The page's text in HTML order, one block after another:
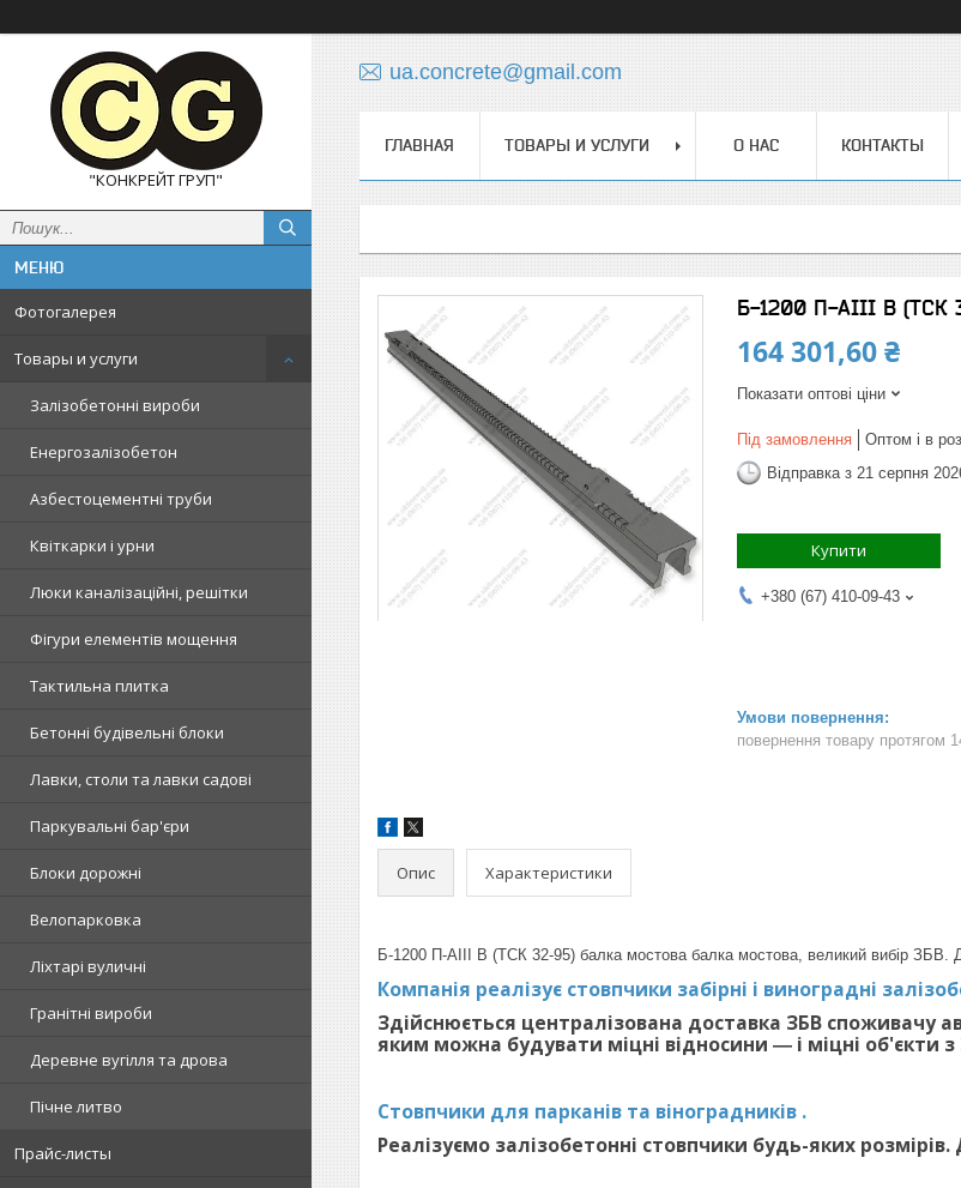
"КОНКРЕЙТ ГРУП"
Фотогалерея
Товары и услуги
Залізобетонні вироби
Енергозалізобетон
Азбестоцементні труби
Квіткарки і урни
Люки каналізаційні, решітки
Фігури елементів мощення
Тактильна плитка
Бетонні будівельні блоки
Лавки, столи та лавки садові
Паркувальні бар'єри
Блоки дорожні
Велопарковка
Ліхтарі вуличні
Гранітні вироби
Деревне вугілля та дрова
Пічне литво
Прайс-листы
ua.concrete@gmail.com
ГЛАВНАЯ ТОВАРЫ И УСЛУГИ О НАС КОНТАКТЫ
Б-1200 П-АІІІ В (ТСК
164 301,60 ₴
Показати оптові ціни
Під замовлення Оптом і в
Відправка з 21 серпня
Купити
+380 (67) 410-09-43
повернення товару протягом
Опис Характеристики
Б-1200 П-АІІІ В (ТСК 32-95) балка мостова балка мостова, великий вибір ЗБВ.
Компанія реалізує стовпчики забірні і виноградні
Здійснюється централізована доставка ЗБВ
яким можна будувати міцні відносини ― і міцні об'єкти з
Стовпчики для парканів та віноградників .
Реалізуємо залізобетонні стовпчики будь-яких